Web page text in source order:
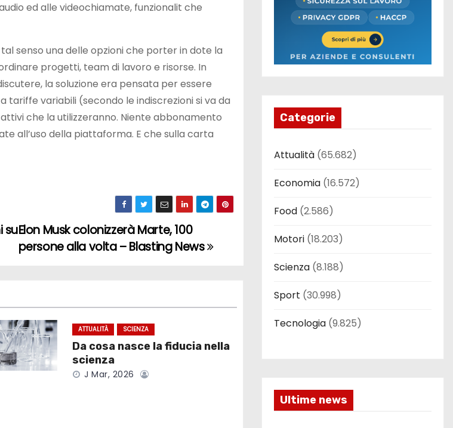
ed alle videochiamate, funzionalit che
senso una delle opzioni che porter in dote la
progetti, team di lavoro e risorse. In
la soluzione era pensata per essere
variabili (secondo le indiscrezioni si va da
che la utilizzeranno. Niente abbonamento
all’uso della piattaforma. E che sulla carta
Elon Musk colonizzerà Marte, 100
persone alla volta – Blasting News
su
ATTUALITÀ SCIENZA
Da cosa nasce la fiducia nella
scienza
J Mar, 2026
Categorie
Attualità (65.682)
Economia (16.572)
Food (2.586)
Motori (18.203)
Scienza (8.188)
Sport (30.998)
Tecnologia (9.825)
Ultime news